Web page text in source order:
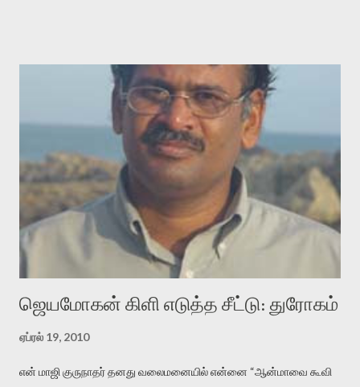
அதிகமாக்கும். கொல்லாது. ஒரு கனவை மீட்டெடுப்பதன் நோக்கம்
என்னவாக இருக்கும்? கவிதையின் அரூப இயக்கத்தை பொதுவயமாக
வடிக்க முயல்வதும் அதற்கே. கோயில் கருவறையின்
மென்வெளிச்சத்தில் நுண்பேசியின் படக்கருவியை இயக்கி சாத்தி
வைத்து விட்டு இயக்கத்தை அறிவோம். அறிதல் அபச்சாரமில்லை.
பயணப் படிமம் என்பது காக்னிடிவ் பொயடிக்ஸ் எனும் சமகால
விமர்சனத்தின் ஒரு முக்கிய கருவி. இக்கருவியை மனுஷ்யபுத்திரனின்
“காலை வணக்கங்கள்” எனும் ஒரு கவிதையில் சொருகப் போகிறோம்.
முதலில் கருவியை பழகுவோம். அன்றாட மொழியில் ஒன்று ம...
ஜெயமோகன் கிளி எடுத்த சீட்டு: துரோகம்
ஏப்ரல் 19, 2010
என் மாஜி குருநாதர் தனது வலைமனையில் என்னை “ஆன்மாவை கூவி